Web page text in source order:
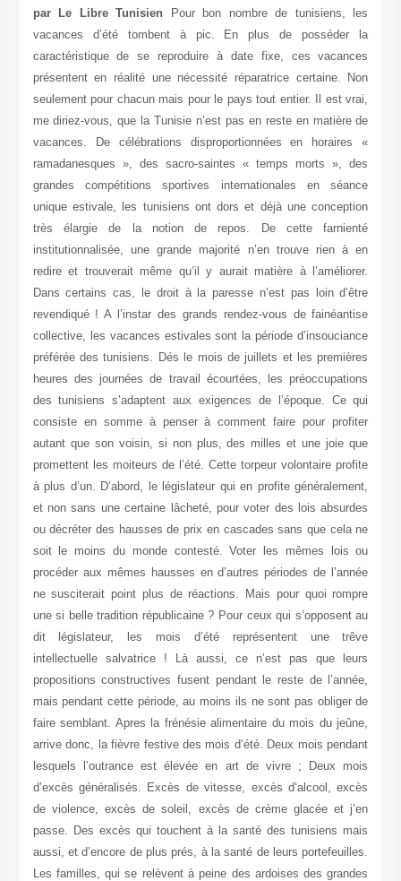
par Le Libre Tunisien Pour bon nombre de tunisiens, les
vacances d’été tombent à pic. En plus de posséder la
caractéristique de se reproduire à date fixe, ces vacances
présentent en réalité une nécessité réparatrice certaine. Non
seulement pour chacun mais pour le pays tout entier. Il est vrai,
me diriez-vous, que la Tunisie n’est pas en reste en matière de
vacances. De célébrations disproportionnées en horaires «
ramadanesques », des sacro-saintes « temps morts », des
grandes compétitions sportives internationales en séance
unique estivale, les tunisiens ont dors et déjà une conception
très élargie de la notion de repos. De cette farnienté
institutionnalisée, une grande majorité n’en trouve rien à en
redire et trouverait même qu’il y aurait matière à l’améliorer.
Dans certains cas, le droit à la paresse n’est pas loin d’être
revendiqué ! A l’instar des grands rendez-vous de fainéantise
collective, les vacances estivales sont la période d’insouciance
préférée des tunisiens. Dés le mois de juillets et les premières
heures des journées de travail écourtées, les préoccupations
des tunisiens s’adaptent aux exigences de l’époque. Ce qui
consiste en somme à penser à comment faire pour profiter
autant que son voisin, si non plus, des milles et une joie que
promettent les moiteurs de l’été. Cette torpeur volontaire profite
à plus d’un. D’abord, le législateur qui en profite généralement,
et non sans une certaine lâcheté, pour voter des lois absurdes
ou décréter des hausses de prix en cascades sans que cela ne
soit le moins du monde contesté. Voter les mêmes lois ou
procéder aux mêmes hausses en d’autres périodes de l’année
ne susciterait point plus de réactions. Mais pour quoi rompre
une si belle tradition républicaine ? Pour ceux qui s’opposent au
dit législateur, les mois d’été représentent une trêve
intellectuelle salvatrice ! Là aussi, ce n’est pas que leurs
propositions constructives fusent pendant le reste de l’année,
mais pendant cette période, au moins ils ne sont pas obliger de
faire semblant. Apres la frénésie alimentaire du mois du jeûne,
arrive donc, la fièvre festive des mois d’été. Deux mois pendant
lesquels l’outrance est élevée en art de vivre ; Deux mois
d’excès généralisés. Excès de vitesse, excès d’alcool, excès
de violence, excès de soleil, excès de crème glacée et j’en
passe. Des excès qui touchent à la santé des tunisiens mais
aussi, et d’encore de plus prés, à la santé de leurs portefeuilles.
Les familles, qui se relèvent à peine des ardoises des grandes